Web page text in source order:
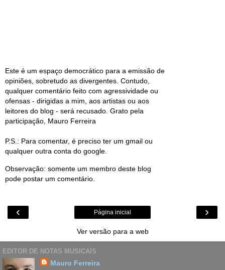
Este é um espaço democrático para a emissão de
opiniões, sobretudo as divergentes. Contudo,
qualquer comentário feito com agressividade ou
ofensas - dirigidas a mim, aos artistas ou aos
leitores do blog - será recusado. Grato pela
participação, Mauro Ferreira
P.S.: Para comentar, é preciso ter um gmail ou
qualquer outra conta do google.
Observação: somente um membro deste blog
pode postar um comentário.
‹ ›
Página inicial
Ver versão para a web
EDITOR DE NOTAS MUSICAIS
Mauro Ferreira